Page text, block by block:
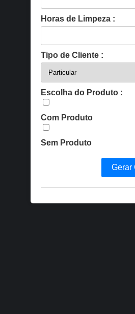
Horas de Limpeza :
Tipo de Cliente :
Escolha do Produto :
Com Produto
Sem Produto
Gerar